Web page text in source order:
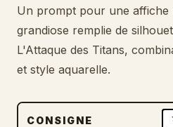
Invites
Tarifs
Télécharger
Un prompt pour une affiche
grandiose remplie de
L'Attaque des Titans,
et style aquarelle.
CONSIGNE